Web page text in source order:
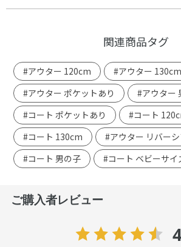
関連商品タグ
#アウター 120cm
#アウター 130cm
#アウター ポケットあり
#アウター
#コート ポケットあり
#コート
#コート 130cm
#アウター リバー
#コート 男の子
#コート ベビーサイ
ご購入者レビュー